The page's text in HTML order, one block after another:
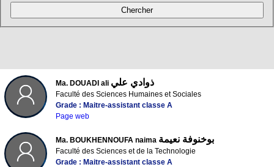
Ma. DOUADI ali ذوادي علي
Faculté des Sciences Humaines et Sociales
Grade : Maitre-assistant classe A
Page web
Ma. BOUKHENNOUFA naima بوخنوفة نعيمة
Faculté des Sciences et de la Technologie
Grade : Maitre-assistant classe A